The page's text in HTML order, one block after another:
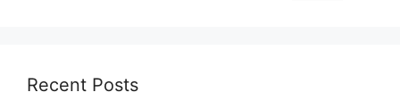
Recent Posts